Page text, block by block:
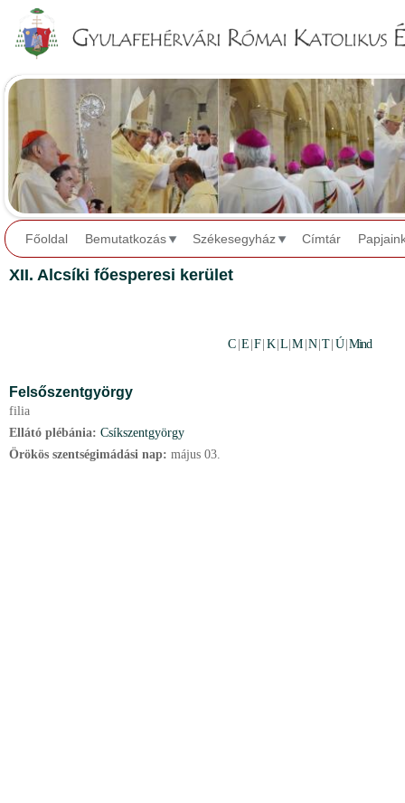
Főoldal Bemutatkozás Székesegyház Címtár
XII. Alcsíki főesperesi kerület
C E |F K L |M N |T Ú |Mind
Felsőszentgyörgy
filia
Ellátó plébánia: Csíkszentgyörgy
Örökös szentségimádási nap: május 03.